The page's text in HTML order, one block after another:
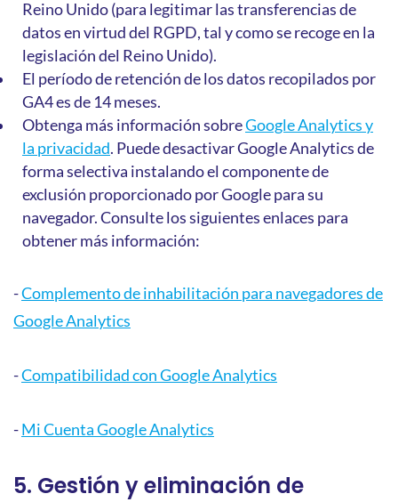
Reino Unido (para legitimar las transferencias de
datos en virtud del RGPD, tal y como se recoge en la
legislación del Reino Unido).
El período de retención de los datos recopilados por
GA4 es de 14 meses.
Obtenga más información sobreGoogle Analytics y
la privacidad. Puede desactivar Google Analytics de
forma selectiva instalando el componente de
exclusión proporcionado por Google para su
navegador. Consulte los siguientes enlaces para
obtener más información:
-Complemento de inhabilitación para navegadores de
Google Analytics
-Compatibilidad con Google Analytics
-Mi Cuenta Google Analytics
5. Gestión y eliminación de